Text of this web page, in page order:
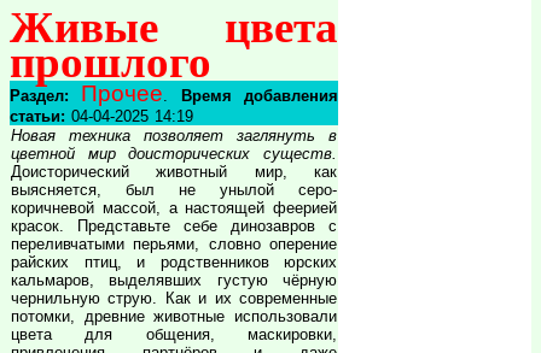
Живые цвета
прошлого
Раздел: Прочее
Время добавления
статьи: 04-04-2025 14:19
Новая техника позволяет заглянуть в
цветной мир доисторических существ.
Доисторический животный мир, как
выясняется, был не унылой серо-
коричневой массой, а настоящей феерией
красок. Представьте себе динозавров с
переливчатыми перьями, словно оперение
райских птиц, и родственников юрских
кальмаров, выделявших густую чёрную
чернильную струю. Как и их современные
потомки, древние животные использовали
цвета для общения, маскировки,